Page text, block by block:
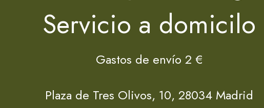
Servicio a domicilo
Gastos de envío 2 €
Plaza de Tres Olivos, 10, 28034 Madrid